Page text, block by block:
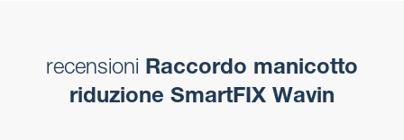
recensioni Raccordo manicotto
riduzione SmartFIX Wavin